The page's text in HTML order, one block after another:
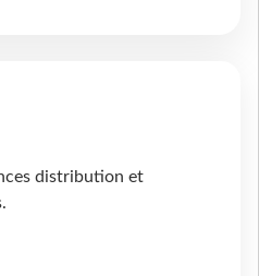
distribution et